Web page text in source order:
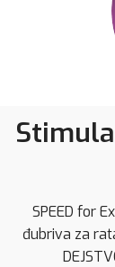
SPEED for
đubriva za